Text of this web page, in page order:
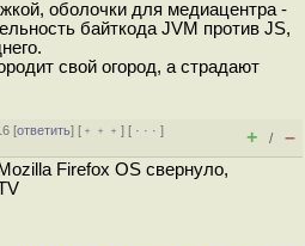
оболочки для медиацентра -
байткода JVM против JS,
свой огород, а страдают
[ответить] [ ﹢﹢﹢] [ · · ·]
+ / –
Firefox OS свернуло,